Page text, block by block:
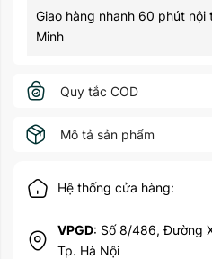
Giao hàng nhanh 60 phút nội
Minh
Quy tắc COD
Mô tả sản phẩm
Hệ thống cửa hàng:
VPGD: Số 8/486, Đường
Tp. Hà Nội